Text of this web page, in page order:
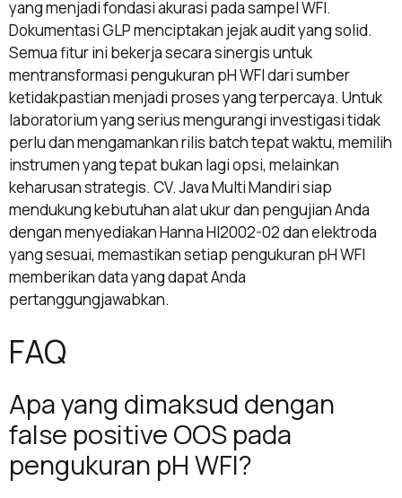
yang menjadi fondasi akurasi pada sampel WFI.
Dokumentasi GLP menciptakan jejak audit yang solid.
Semua fitur ini bekerja secara sinergis untuk
mentransformasi pengukuran pH WFI dari sumber
ketidakpastian menjadi proses yang terpercaya. Untuk
laboratorium yang serius mengurangi investigasi tidak
perlu dan mengamankan rilis batch tepat waktu, memilih
instrumen yang tepat bukan lagi opsi, melainkan
keharusan strategis. CV. Java Multi Mandiri siap
mendukung kebutuhan alat ukur dan pengujian Anda
dengan menyediakan Hanna HI2002-02 dan elektroda
yang sesuai, memastikan setiap pengukuran pH WFI
memberikan data yang dapat Anda
pertanggungjawabkan.
FAQ
Apa yang dimaksud dengan
false positive OOS pada
pengukuran pH WFI?